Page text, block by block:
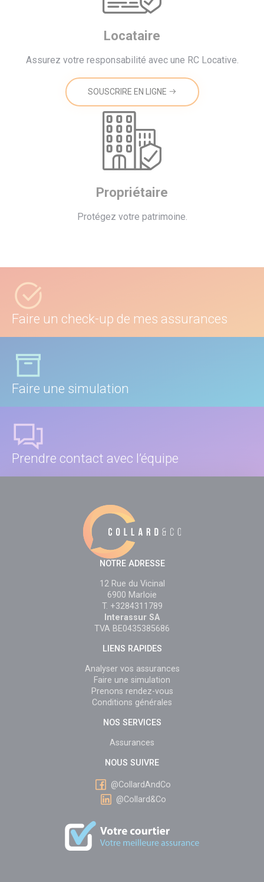
Locataire
Assurez votre responsabilité avec une RC Locative.
SOUSCRIRE EN LIGNE
Propriétaire
Protégez votre patrimoine.
Faire un check-up de mes assurances
Faire une simulation
Prendre contact avec l’équipe
NOTRE ADRESSE
12 Rue du Vicinal
6900 Marloie
T. +3284311789
Interassur SA
TVA BE0435385686
LIENS RAPIDES
Analyser vos assurances
Faire une simulation
Prenons rendez-vous
Conditions générales
NOS SERVICES
Assurances
NOUS SUIVRE
@CollardAndCo
@Collard&Co